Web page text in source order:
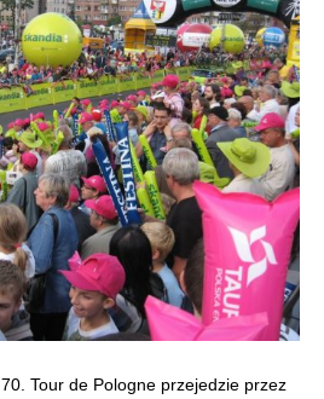
Tour de Pologne przejedzie przez